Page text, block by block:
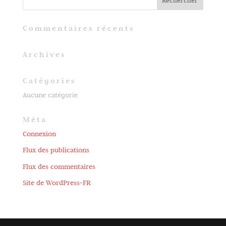
Commentaires récents
Archives
Catégories
Aucune catégorie
Méta
Connexion
Flux des publications
Flux des commentaires
Site de WordPress-FR